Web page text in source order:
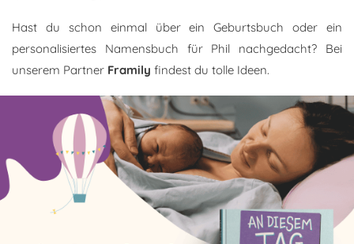
Hast du schon einmal über ein Geburtsbuch oder ein
personalisiertes Namensbuch für Phil nachgedacht? Bei
unserem Partner Framily findest du tolle Ideen.